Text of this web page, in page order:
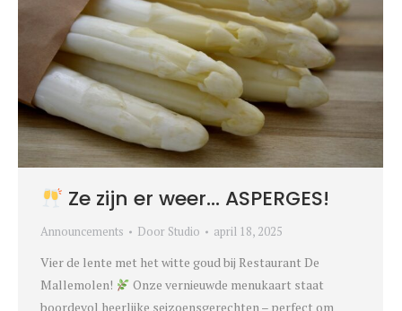
Ze zijn er weer… ASPERGES!
Announcements Door Studio april 18, 2025
Vier de lente met het witte goud bij Restaurant De
Mallemolen!
Onze vernieuwde menukaart staat
boordevol heerlijke seizoensgerechten – perfect om